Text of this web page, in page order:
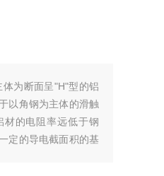
为断面呈"H"型的铝
以角钢为主体的滑触
的电阻率远低于钢
定的导电截面积的基